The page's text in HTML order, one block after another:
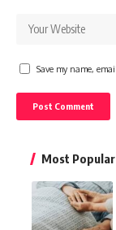
Save my name,
Most Popular